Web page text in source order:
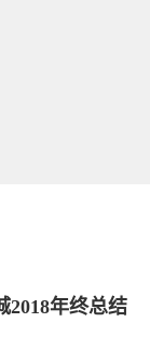
2018年终总结